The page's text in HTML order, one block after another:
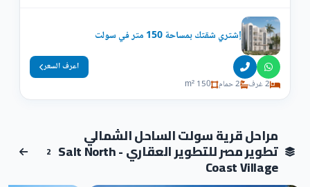
إشتري شقتك بمساحة 150 متر في سولت
2 غرف 2 حمام 150 m²
اعرف السعر
مراحل قرية سولت الساحل الشمالي
تطوير مصر للتطوير العقاري - Salt North
Coast Village
2